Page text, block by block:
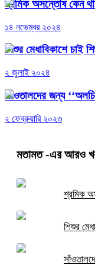
শ্রমিক অসন্তোষ কেন
১৪ নভেম্বর ২০২৪
শিশুর মেধাবিকাশে চাই
২ জুলাই ২০২৪
সাঁওতালদের জন্য
২ ফেব্রুয়ারি ২০২৩
মতামত-এর আরও
শ্রমিক
শিশুর